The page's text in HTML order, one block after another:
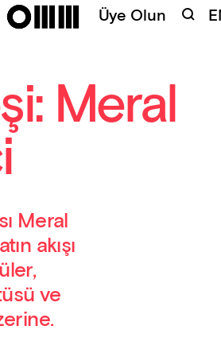
Üye Olun
Meral
Meral
akışı
ve